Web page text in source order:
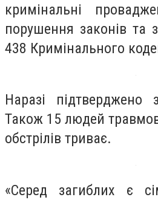
кримінальні
порушення законів та
438 Кримінального
Наразі підтверджено
Також 15 людей
обстрілів триває.
«Серед загиблих є